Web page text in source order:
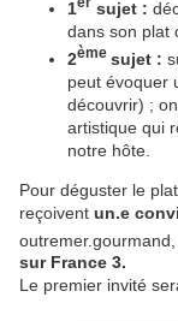
1 sujet :
dans son plat
2ème sujet :
peut évoquer
découvrir) ;
artistique qui
notre hôte.
Pour déguster le
reçoivent un.e
outremer.gourmand,
sur France 3.
Le premier invité